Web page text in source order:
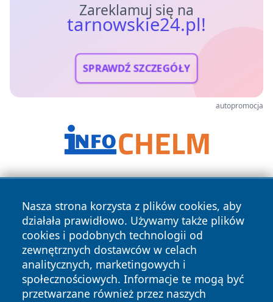
Zareklamuj się na
tarnowskie24.pl!
SPRAWDŹ SZCZEGÓŁY
autopromocja
Nasza strona korzysta z plików cookies, aby
działała prawidłowo. Używamy także plików
cookies i podobnych technologii od
zewnętrznych dostawców w celach
analitycznych, marketingowych i
społecznościowych. Informacje te mogą być
przetwarzane również przez naszych
Copyright © 2026 tarnowskie24.pl Wszystkie prawa
zastrzeżone.